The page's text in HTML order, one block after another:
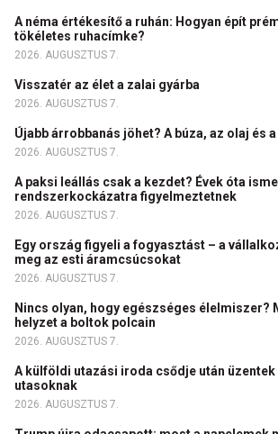
A néma értékesítő a ruhán: Hogyan épít
tökéletes ruhacímke?
2026. AUGUSZTUS 7.
Visszatér az élet a zalai gyárba
2026. AUGUSZTUS 7.
Újabb árrobbanás jöhet? A búza, az olaj és
2026. AUGUSZTUS 7.
A paksi leállás csak a kezdet? Évek óta
rendszerkockázatra figyelmeztetnek
2026. AUGUSZTUS 7.
Egy ország figyeli a fogyasztást – a
meg az esti áramcsúcsokat
2026. AUGUSZTUS 7.
Nincs olyan, hogy egészséges élelmiszer?
helyzet a boltok polcain
2026. AUGUSZTUS 7.
A külföldi utazási iroda csődje után üzentek
utasoknak
2026. AUGUSZTUS 7.